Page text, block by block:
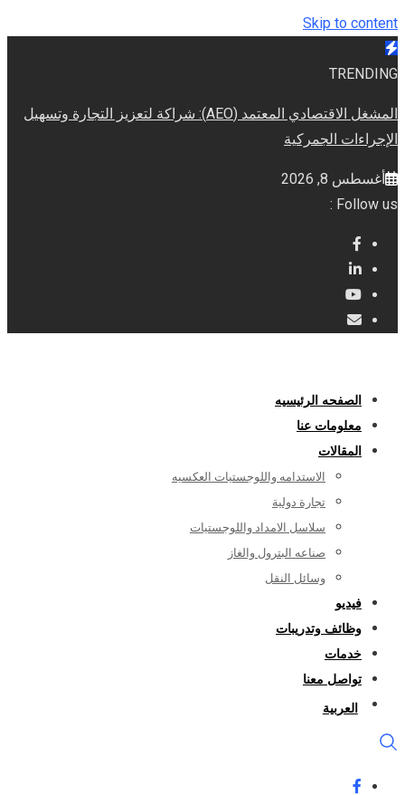
Skip to content
TRENDING
المشغل الاقتصادي المعتمد (AEO): شراكة لتعزيز التجارة وتسهيل
الإجراءات الجمركية
أغسطس 8, 2026
Follow us :
الصفحه الرئيسيه
معلومات عنا
المقالات
الاستدامه واللوجستيات العكسيه
تجارة دولية
سلاسل الامداد واللوجستيات
صناعه البترول والغاز
وسائل النقل
فيديو
وظائف وتدريبات
خدمات
تواصل معنا
العربية